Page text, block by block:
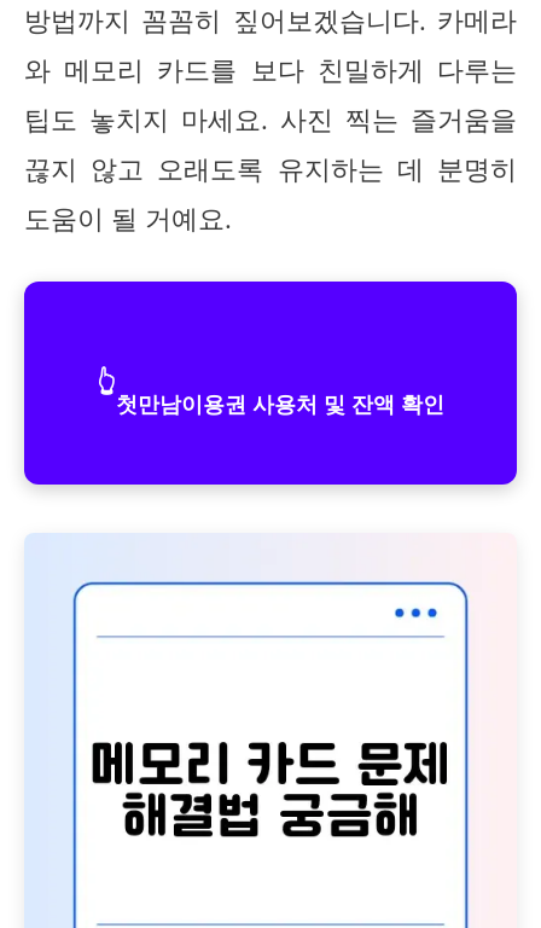
방법까지 꼼꼼히 짚어보겠습니다. 카메라
와 메모리 카드를 보다 친밀하게 다루는
팁도 놓치지 마세요. 사진 찍는 즐거움을
끊지 않고 오래도록 유지하는 데 분명히
도움이 될 거예요.
👆
첫만남이용권 사용처 및 잔액 확인